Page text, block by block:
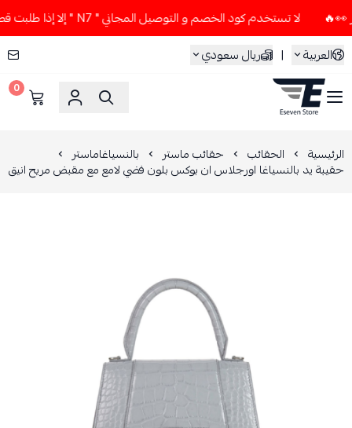
لا تستخدم كود الخصم و التوصيل المجاني " N7 " إلا إذا طلبت قطعتين أو أكثر 👀🔥
العربية
| ريال سعودي
ESEVEN STORE
0
الرئيسية الحقائب حقائب ماستر بالنسياغاماستر
حقيبة يد بالنسياغا اورجلاس ان بوكس بلون فضي لامع مع مقبض مريح انيق